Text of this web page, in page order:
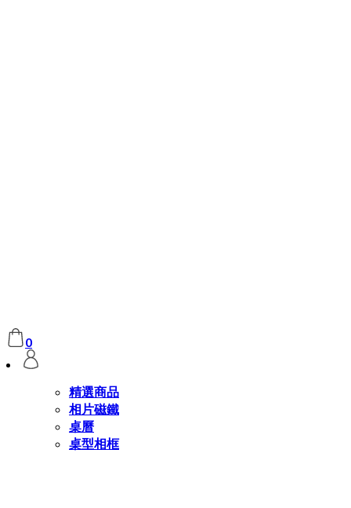
0
精選商品
相片磁鐵
桌曆
桌型相框